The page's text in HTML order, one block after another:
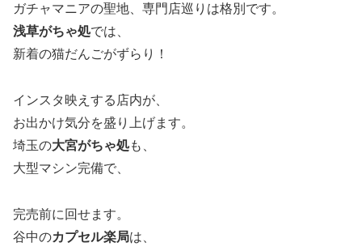
ガチャマニアの聖地、専門店巡りは格別です。
浅草がちゃ処では、
新着の猫だんごがずらり！
インスタ映えする店内が、
お出かけ気分を盛り上げます。
埼玉の大宮がちゃ処も、
大型マシン完備で、
完売前に回せます。
谷中のカプセル楽局は、